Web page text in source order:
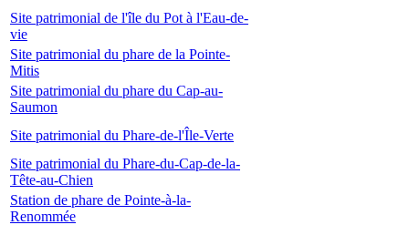
Site patrimonial de l'île du Pot à l'Eau-de-
vie
Site patrimonial du phare de la Pointe-
Mitis
Site patrimonial du phare du Cap-au-
Saumon
Site patrimonial du Phare-de-l'Île-Verte
Site patrimonial du Phare-du-Cap-de-la-
Tête-au-Chien
Station de phare de Pointe-à-la-
Renommée